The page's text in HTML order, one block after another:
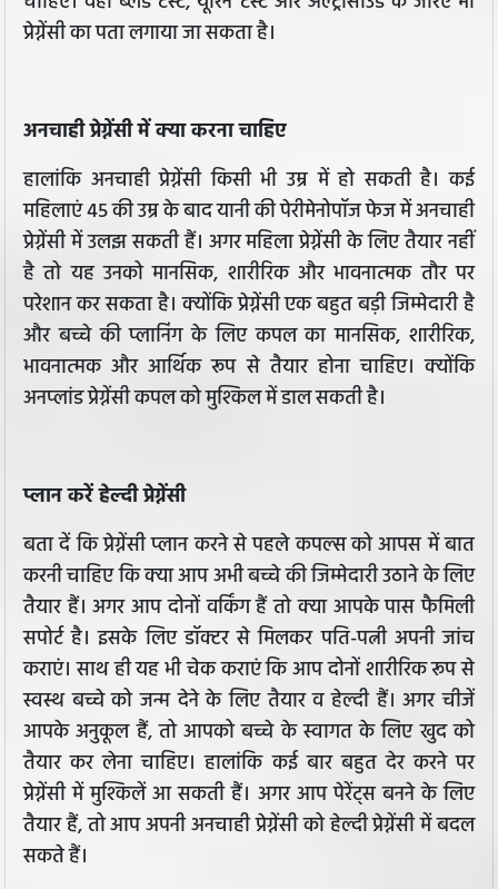
प्रेग्नेंसी का पता लगाया जा सकता है।
अनचाही प्रेग्नेंसी में क्या करना चाहिए
हालांकि अनचाही प्रेग्नेंसी किसी भी उम्र में हो सकती है। कई
महिलाएं 45 की उम्र के बाद यानी की पेरीमेनोपॉज फेज में अनचाही
प्रेग्नेंसी में उलझ सकती हैं। अगर महिला प्रेग्नेंसी के लिए तैयार नहीं
है तो यह उनको मानसिक, शारीरिक और भावनात्मक तौर पर
परेशान कर सकता है। क्योंकि प्रेग्नेंसी एक बहुत बड़ी जिम्मेदारी है
और बच्चे की प्लानिंग के लिए कपल का मानसिक, शारीरिक,
भावनात्मक और आर्थिक रूप से तैयार होना चाहिए। क्योंकि
अनप्लांड प्रेग्नेंसी कपल को मुश्किल में डाल सकती है।
प्लान करें हेल्दी प्रेग्नेंसी
बता दें कि प्रेग्नेंसी प्लान करने से पहले कपल्स को आपस में बात
करनी चाहिए कि क्या आप अभी बच्चे की जिम्मेदारी उठाने के लिए
तैयार हैं। अगर आप दोनों वर्किंग हैं तो क्या आपके पास फैमिली
सपोर्ट है। इसके लिए डॉक्टर से मिलकर पति-पत्नी अपनी जांच
कराएं। साथ ही यह भी चेक कराएं कि आप दोनों शारीरिक रूप से
स्वस्थ बच्चे को जन्म देने के लिए तैयार व हेल्दी हैं। अगर चीजें
आपके अनुकूल हैं, तो आपको बच्चे के स्वागत के लिए खुद को
तैयार कर लेना चाहिए। हालांकि कई बार बहुत देर करने पर
प्रेग्नेंसी में मुश्किलें आ सकती हैं। अगर आप पेरेंट्स बनने के लिए
तैयार हैं, तो आप अपनी अनचाही प्रेग्नेंसी को हेल्दी प्रेग्नेंसी में बदल
सकते हैं।